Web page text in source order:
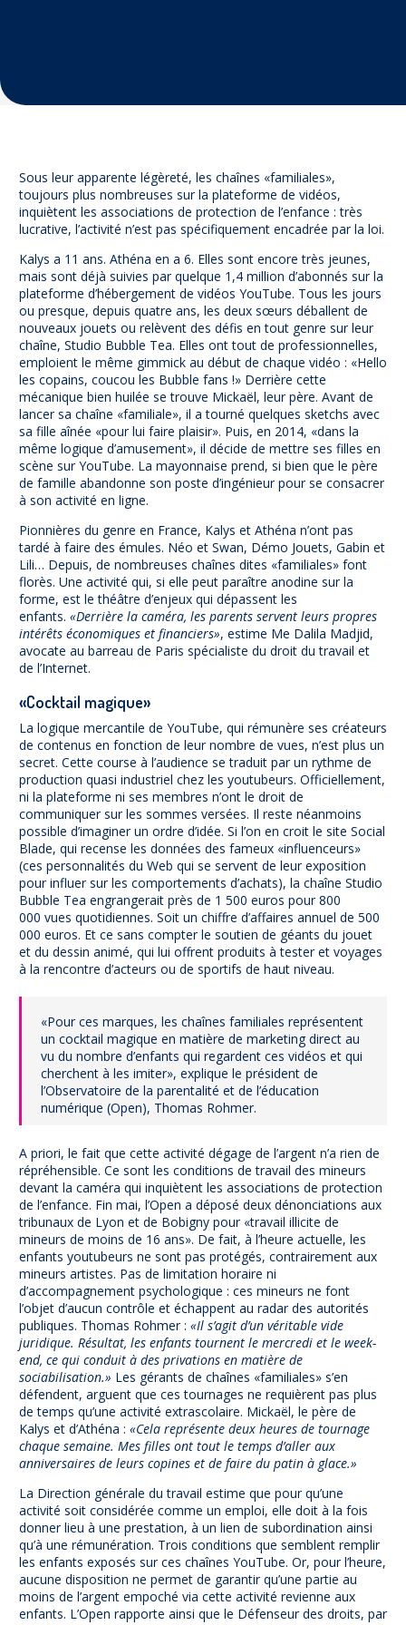
Espace presse
Sous leur apparente légèreté, les chaînes «familiales»,
toujours plus nombreuses sur la plateforme de vidéos,
inquiètent les associations de protection de l’enfance : très
lucrative, l’activité n’est pas spécifiquement encadrée par la loi.
Kalys a 11 ans. Athéna en a 6. Elles sont encore très jeunes,
mais sont déjà suivies par quelque 1,4 million d’abonnés sur la
plateforme d’hébergement de vidéos YouTube. Tous les jours
ou presque, depuis quatre ans, les deux sœurs déballent de
nouveaux jouets ou relèvent des défis en tout genre sur leur
chaîne, Studio Bubble Tea. Elles ont tout de professionnelles,
emploient le même gimmick au début de chaque vidéo : «Hello
les copains, coucou les Bubble fans !» Derrière cette
mécanique bien huilée se trouve Mickaël, leur père. Avant de
lancer sa chaîne «familiale», il a tourné quelques sketchs avec
sa fille aînée «pour lui faire plaisir». Puis, en 2014, «dans la
même logique d’amusement», il décide de mettre ses filles en
scène sur YouTube. La mayonnaise prend, si bien que le père
de famille abandonne son poste d’ingénieur pour se consacrer
à son activité en ligne.
Pionnières du genre en France, Kalys et Athéna n’ont pas
tardé à faire des émules. Néo et Swan, Démo Jouets, Gabin et
Lili… Depuis, de nombreuses chaînes dites «familiales» font
florès. Une activité qui, si elle peut paraître anodine sur la
forme, est le théâtre d’enjeux qui dépassent les
enfants. «Derrière la caméra, les parents servent leurs propres
intérêts économiques et financiers», estime Me Dalila Madjid,
avocate au barreau de Paris spécialiste du droit du travail et
de l’Internet.
«Cocktail magique»
La logique mercantile de YouTube, qui rémunère ses créateurs
de contenus en fonction de leur nombre de vues, n’est plus un
secret. Cette course à l’audience se traduit par un rythme de
production quasi industriel chez les youtubeurs. Officiellement,
ni la plateforme ni ses membres n’ont le droit de
communiquer sur les sommes versées. Il reste néanmoins
possible d’imaginer un ordre d’idée. Si l’on en croit le site Social
Blade, qui recense les données des fameux «influenceurs»
(ces personnalités du Web qui se servent de leur exposition
pour influer sur les comportements d’achats), la chaîne Studio
Bubble Tea engrangerait près de 1 500 euros pour 800
000 vues quotidiennes. Soit un chiffre d’affaires annuel de 500
000 euros. Et ce sans compter le soutien de géants du jouet
et du dessin animé, qui lui offrent produits à tester et voyages
à la rencontre d’acteurs ou de sportifs de haut niveau.
«Pour ces marques, les chaînes familiales représentent
un cocktail magique en matière de marketing direct au
vu du nombre d’enfants qui regardent ces vidéos et qui
cherchent à les imiter», explique le président de
l’Observatoire de la parentalité et de l’éducation
numérique (Open), Thomas Rohmer.
A priori, le fait que cette activité dégage de l’argent n’a rien de
répréhensible. Ce sont les conditions de travail des mineurs
devant la caméra qui inquiètent les associations de protection
de l’enfance. Fin mai, l’Open a déposé deux dénonciations aux
tribunaux de Lyon et de Bobigny pour «travail illicite de
mineurs de moins de 16 ans». De fait, à l’heure actuelle, les
enfants youtubeurs ne sont pas protégés, contrairement aux
mineurs artistes. Pas de limitation horaire ni
d’accompagnement psychologique : ces mineurs ne font
l’objet d’aucun contrôle et échappent au radar des autorités
publiques. Thomas Rohmer : «Il s’agit d’un véritable vide
juridique. Résultat, les enfants tournent le mercredi et le week-
end, ce qui conduit à des privations en matière de
sociabilisation.» Les gérants de chaînes «familiales» s’en
défendent, arguent que ces tournages ne requièrent pas plus
de temps qu’une activité extrascolaire. Mickaël, le père de
Kalys et d’Athéna : «Cela représente deux heures de tournage
chaque semaine. Mes filles ont tout le temps d’aller aux
anniversaires de leurs copines et de faire du patin à glace.»
La Direction générale du travail estime que pour qu’une
activité soit considérée comme un emploi, elle doit à la fois
donner lieu à une prestation, à un lien de subordination ainsi
qu’à une rémunération. Trois conditions que semblent remplir
les enfants exposés sur ces chaînes YouTube. Or, pour l’heure,
aucune disposition ne permet de garantir qu’une partie au
moins de l’argent empoché via cette activité revienne aux
enfants. L’Open rapporte ainsi que le Défenseur des droits, par